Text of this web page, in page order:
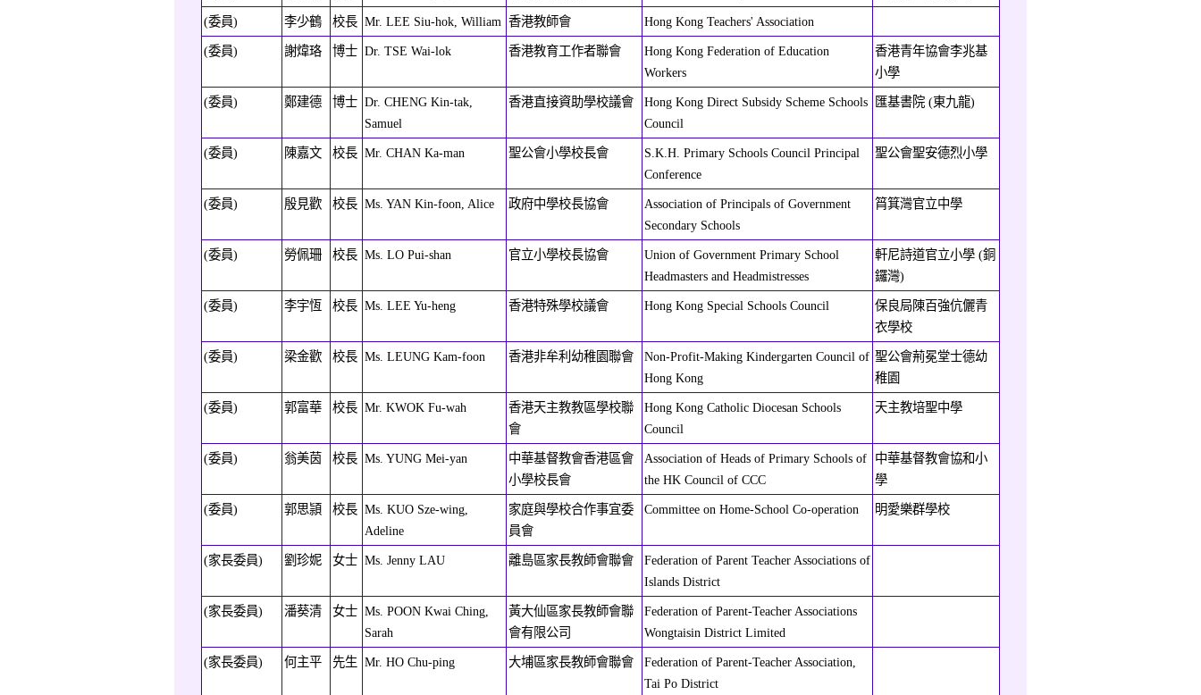
(委員) 李少鶴 校長 Mr. LEE Siu-hok, William 香港教師會 Hong Kong Teachers' Association
(委員) 謝煒珞 博士 Dr. TSE Wai-lok 香港教育工作者聯會
Hong Kong Federation of Education
Workers
香港青年協會李兆基
小學
(委員) 鄭建德 博士 Dr. CHENG Kin-tak,
Samuel
香港直接資助學校議會
Hong Kong Direct Subsidy Scheme Schools
Council
匯基書院 (東九龍)
(委員) 陳嘉文 校長 Mr. CHAN Ka-man 聖公會小學校長會
S.K.H. Primary Schools Council Principal
Conference
聖公會聖安德烈小學
(委員) 殷見歡 校長 Ms. YAN Kin-foon, Alice 政府中學校長協會
Association of Principals of Government
Secondary Schools
筲箕灣官立中學
(委員) 勞佩珊 校長 Ms. LO Pui-shan 官立小學校長協會
Union of Government Primary School
Headmasters and Headmistresses
軒尼詩道官立小學 (銅
鑼灣)
(委員) 李宇恆 校長 Ms. LEE Yu-heng 香港特殊學校議會 Hong Kong Special Schools Council
保良局陳百強伉儷青
衣學校
(委員) 梁金歡 校長 Ms. LEUNG Kam-foon 香港非牟利幼稚園聯會
Non-Profit-Making Kindergarten Council of
Hong Kong
聖公會荊冕堂士德幼
稚園
(委員) 郭富華 校長 Mr. KWOK Fu-wah
香港天主教教區學校聯
會
Hong Kong Catholic Diocesan Schools
Council
天主教培聖中學
(委員) 翁美茵 校長 Ms. YUNG Mei-yan
中華基督教會香港區會
小學校長會
Association of Heads of Primary Schools of
the HK Council of CCC
中華基督教會協和小
學
(委員) 郭思頴 校長 Ms. KUO Sze-wing,
Adeline
家庭與學校合作事宜委
員會
Committee on Home-School Co-operation 明愛樂群學校
(家長委員) 劉珍妮 女士 Ms. Jenny LAU 離島區家長教師會聯會
Federation of Parent Teacher Associations of
Islands District
(家長委員) 潘葵清 女士 Ms. POON Kwai Ching,
Sarah
黃大仙區家長教師會聯
會有限公司
Federation of Parent-Teacher Associations
Wongtaisin District Limited
(家長委員) 何主平 先生 Mr. HO Chu-ping 大埔區家長教師會聯會
Federation of Parent-Teacher Association,
Tai Po District